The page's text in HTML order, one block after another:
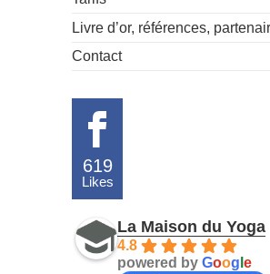
Livre d’or, références,
Contact
619
Likes
La Maison du Yoga
4.8
powered byGoog le